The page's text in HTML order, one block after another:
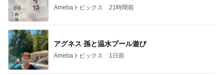
Amebaトピックス 21時間前
アグネス 孫と温水プール遊び
Amebaトピックス 1日前